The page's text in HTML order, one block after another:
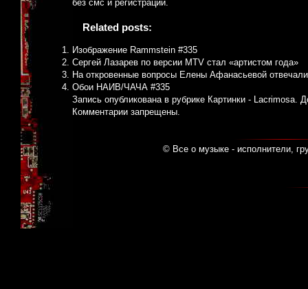
без смс и регистрации.
Related posts:
Изображение Rammstein #335
Сергей Лазарев по версии MTV стал «артистом года»
На откровенные вопросы Елены Афанасьевой
Обои НАИВ/ЧАЧА #335
Запись опубликована в рубрике Картинки - Lacrimosa.
Комментарии запрещены.
© Все о музыке - исполнители,